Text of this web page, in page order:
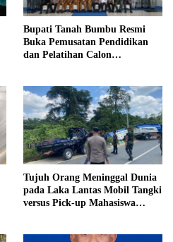
Bupati Tanah Bumbu Resmi
Buka Pemusatan Pendidikan
dan Pelatihan Calon
Tujuh Orang Meninggal Dunia
pada Laka Lantas Mobil Tangki
versus Pick-up Mahasiswa